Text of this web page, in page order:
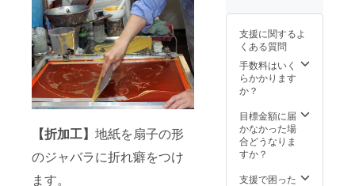
【折加工】 地紙を扇子の形
のジャバラに折れ癖をつけ
ます。
います
事ご了
承下さ
い。
います
事ご了
承下さ
い。
してお
届け致
しま
す。 ※
画像は
仕上が
となり
ます。
ご使用
より実
全体に
パール
加工で
上品に
輝きま
す。 ●
り白無
地（抗
菌作
袋：紳
面：和
骨：竹
（親
骨：黒
塗り
仲骨：
染） ●
広げた
長さ：
約３８
閉じた
支援に関するよ
くある質問
手数料はいく
らかかります
か？
目標金額に届
かなかった場
合どうなりま
すか？
支援で困った